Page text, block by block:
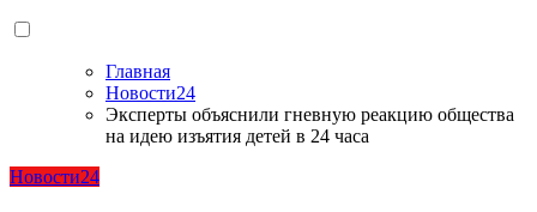
Главная
Новости24
Эксперты объяснили гневную реакцию общества
на идею изъятия детей в 24 часа
Новости24